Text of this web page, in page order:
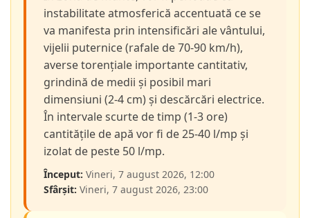
instabilitate atmosferică accentuată ce se
va manifesta prin intensificări ale vântului,
vijelii puternice (rafale de 70-90 km/h),
averse torențiale importante cantitativ,
grindină de medii și posibil mari
dimensiuni (2-4 cm) și descărcări electrice.
În intervale scurte de timp (1-3 ore)
cantitățile de apă vor fi de 25-40 l/mp și
izolat de peste 50 l/mp.
Început: Vineri, 7 august 2026, 12:00
Sfârșit: Vineri, 7 august 2026, 23:00